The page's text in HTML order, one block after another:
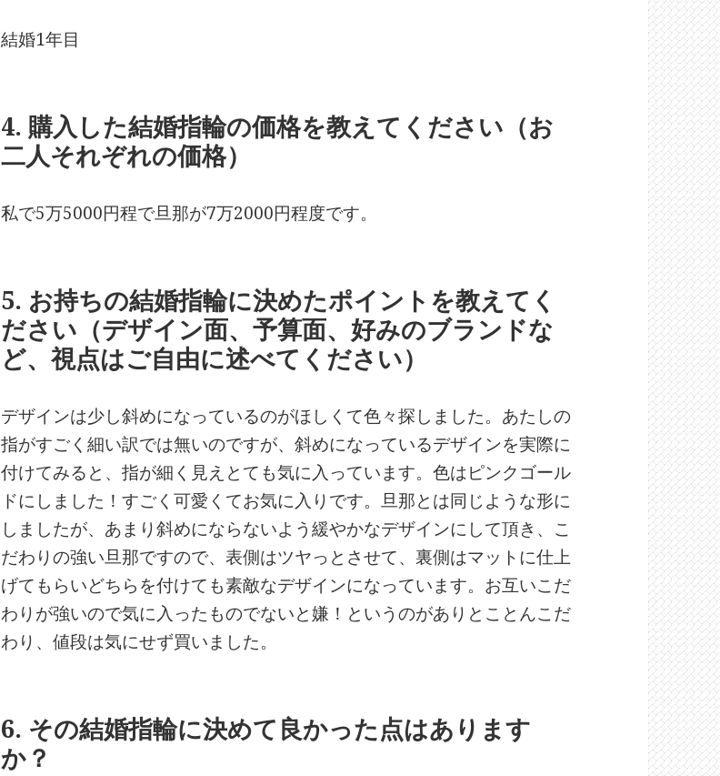
結婚1年目
4. 購入した結婚指輪の価格を教えてください（お
二人それぞれの価格）
私で5万5000円程で旦那が7万2000円程度です。
5. お持ちの結婚指輪に決めたポイントを教えてく
ださい（デザイン面、予算面、好みのブランドな
ど、視点はご自由に述べてください）
デザインは少し斜めになっているのがほしくて色々探しました。あたしの
指がすごく細い訳では無いのですが、斜めになっているデザインを実際に
付けてみると、指が細く見えとても気に入っています。色はピンクゴール
ドにしました！すごく可愛くてお気に入りです。旦那とは同じような形に
しましたが、あまり斜めにならないよう緩やかなデザインにして頂き、こ
だわりの強い旦那ですので、表側はツヤっとさせて、裏側はマットに仕上
げてもらいどちらを付けても素敵なデザインになっています。お互いこだ
わりが強いので気に入ったものでないと嫌！というのがありとことんこだ
わり、値段は気にせず買いました。
6. その結婚指輪に決めて良かった点はあります
か？